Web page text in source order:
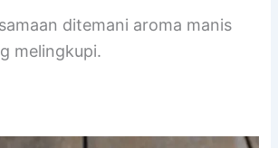
ditemani aroma manis
melingkupi.